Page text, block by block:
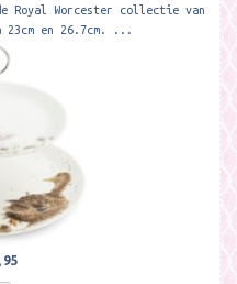
Royal Worcester collectie van
en 26.7cm. ...